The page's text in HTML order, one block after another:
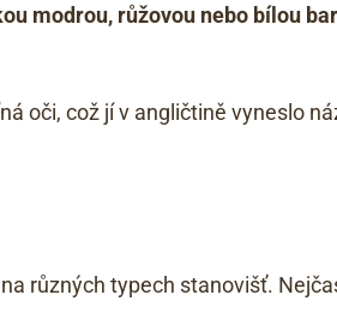
modrou, růžovou nebo bílou
oči, což jí v angličtině vyneslo
různých typech stanovišť.